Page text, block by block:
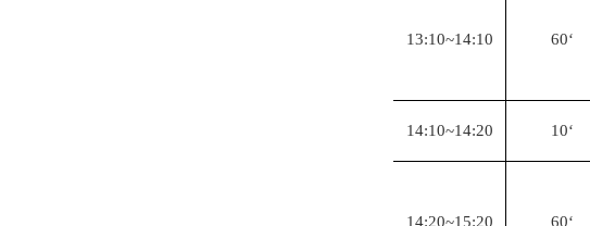
13:10~14:10 60‘
14:10~14:20 10‘
14:20~15:20 60‘